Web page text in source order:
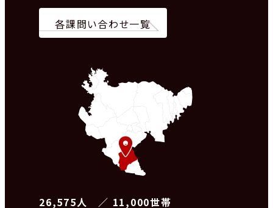
各課問い合わせ一覧
26,575人 ／ 11,000世帯